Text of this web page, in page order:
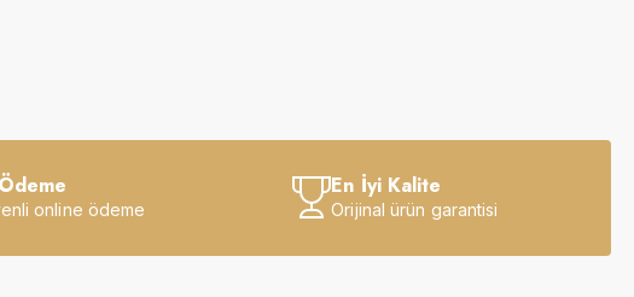
online ödeme
En İyi Kalite
Orijinal ürün garantisi